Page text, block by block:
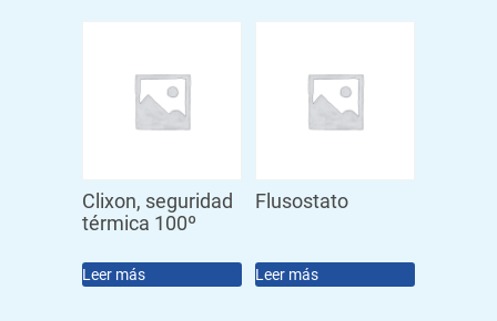
Clixon, seguridad
térmica 100º
Leer más
Flusostato
Leer más